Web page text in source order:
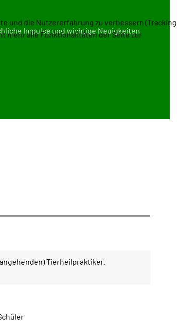
Impulse und wichtige Neuigkeiten
Tierheilpraktiker.
und die Nutzererfahrung zu verbessern (Tracking
mehr alle Funktionalitäten der Seite zur